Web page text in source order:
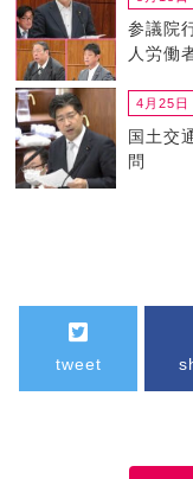
参議院
人労働
4月25日
国土交
問
tweet